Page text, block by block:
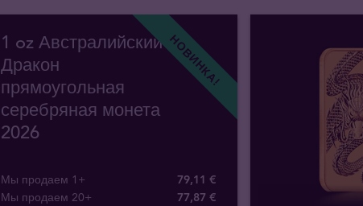
НОВИНКА!
1 oz Австралийский
Дракон
прямоугольная
серебряная монета
2026
Мы продаем 1+
79,11 €
Мы продаем 20+
77,87 €